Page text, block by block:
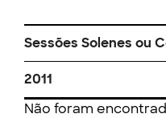
Sessões Solenes ou
2011
Não foram